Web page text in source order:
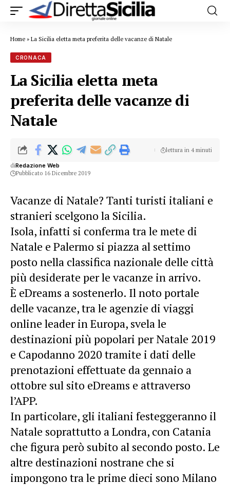
Home » La Sicilia eletta meta preferita delle vacanze di Natale
CRONACA
La Sicilia eletta meta
preferita delle vacanze di
Natale
diRedazione Web
Pubblicato 16 Dicembre 2019
lettura in 4 minuti
Vacanze di Natale? Tanti turisti italiani e
stranieri scelgono la Sicilia.
Isola, infatti si conferma tra le mete di
Natale e Palermo si piazza al settimo
posto nella classifica nazionale delle città
più desiderate per le vacanze in arrivo.
È eDreams a sostenerlo. Il noto portale
delle vacanze, tra le agenzie di viaggi
online leader in Europa, svela le
destinazioni più popolari per Natale 2019
e Capodanno 2020 tramite i dati delle
prenotazioni effettuate da gennaio a
ottobre sul sito eDreams e attraverso
l’APP.
In particolare, gli italiani festeggeranno il
Natale soprattutto a Londra, con Catania
che figura però subito al secondo posto. Le
altre destinazioni nostrane che si
impongono tra le prime dieci sono Milano